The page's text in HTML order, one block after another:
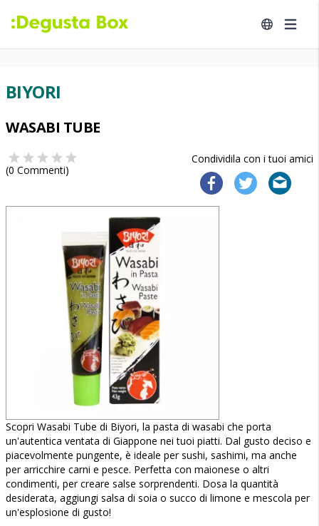
BIYORI
WASABI TUBE
Condividila con i tuoi amici
(0 Commenti)
Scopri Wasabi Tube di Biyori, la pasta di wasabi che porta
un'autentica ventata di Giappone nei tuoi piatti. Dal gusto deciso e
piacevolmente pungente, è ideale per sushi, sashimi, ma anche
per arricchire carni e pesce. Perfetta con maionese o altri
condimenti, per creare salse sorprendenti. Dosa la quantità
desiderata, aggiungi salsa di soia o succo di limone e mescola per
un'esplosione di gusto!